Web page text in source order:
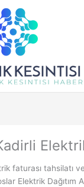
faturası tahsilatı ve
Elektrik Dağıtım